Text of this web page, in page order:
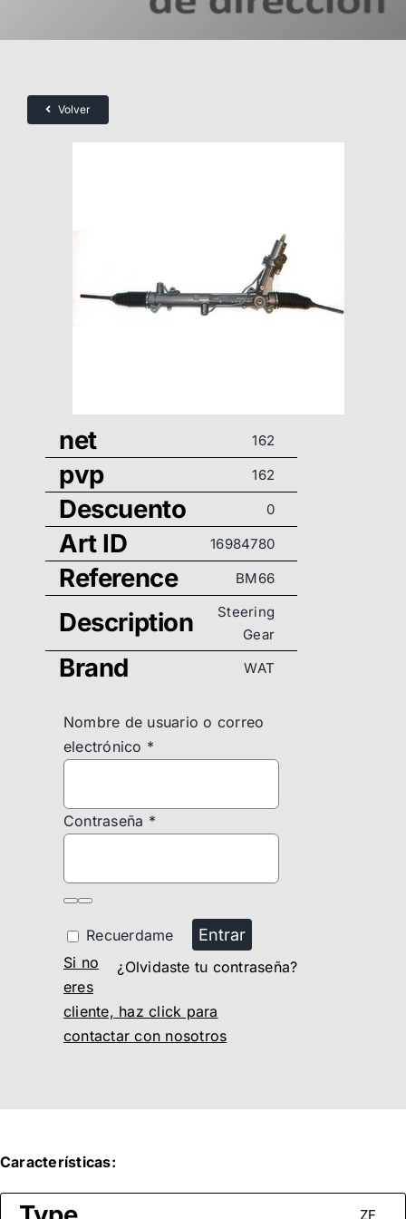
Volver
net 162
pvp 162
Descuento 0
Art ID 16984780
Reference BM66
Description
Steering
Gear
Brand WAT
Nombre de usuario o correo
electrónico *
Contraseña *
Recuerdame Entrar
¿Olvidaste tu contraseña?
Si no
eres
cliente, haz click para
contactar con nosotros
Características:
ZF